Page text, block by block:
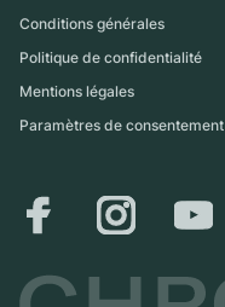
Conditions générales
Politique de confidentialité
Mentions légales
Paramètres de consentement